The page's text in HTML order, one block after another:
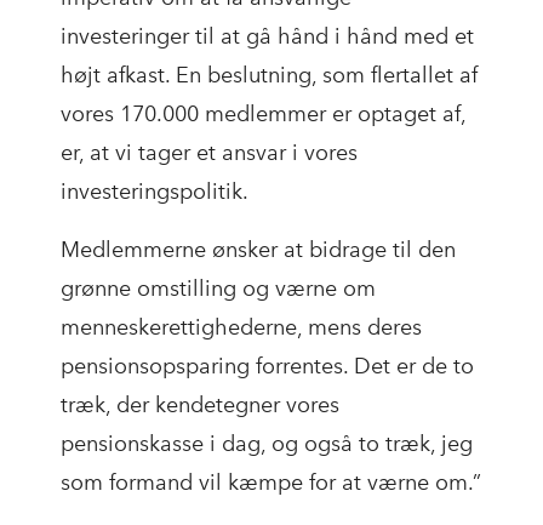
investeringer til at gå hånd i hånd med et
højt afkast. En beslutning, som flertallet af
vores 170.000 medlemmer er optaget af,
er, at vi tager et ansvar i vores
investeringspolitik.
Medlemmerne ønsker at bidrage til den
grønne omstilling og værne om
menneskerettighederne, mens deres
pensionsopsparing forrentes. Det er de to
træk, der kendetegner vores
pensionskasse i dag, og også to træk, jeg
som formand vil kæmpe for at værne om.”